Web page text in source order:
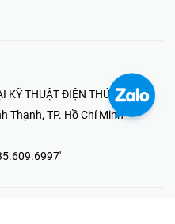
KỸ THUẬT ĐIỆN THÚY NHI
Thạnh, TP. Hồ Chí Minh